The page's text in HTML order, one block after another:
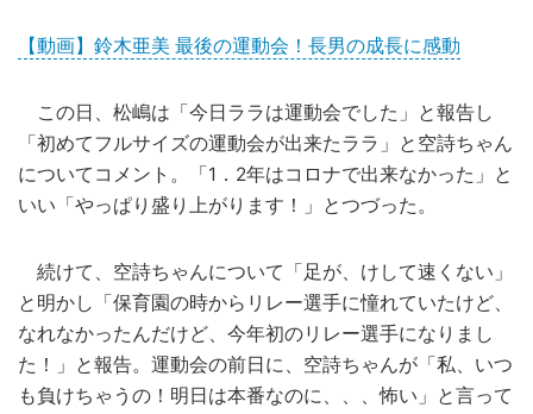
【動画】鈴木亜美 最後の運動会！長男の成長に感動
この日、松嶋は「今日ララは運動会でした」と報告し
「初めてフルサイズの運動会が出来たララ」と空詩ちゃん
についてコメント。「1．2年はコロナで出来なかった」と
いい「やっぱり盛り上がります！」とつづった。
続けて、空詩ちゃんについて「足が、けして速くない」
と明かし「保育園の時からリレー選手に憧れていたけど、
なれなかったんだけど、今年初のリレー選手になりまし
た！」と報告。運動会の前日に、空詩ちゃんが「私、いつ
も負けちゃうの！明日は本番なのに、、、怖い」と言って